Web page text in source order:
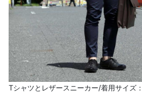
Tシャツとレザースニーカー/着用サイズ